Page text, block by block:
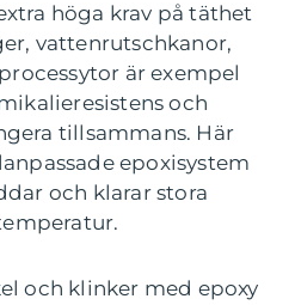
höga krav på täthet
vattenrutschkanor,
är exempel
och
tillsammans. Här
epoxisystem
och klarar stora
och klinker med epoxy